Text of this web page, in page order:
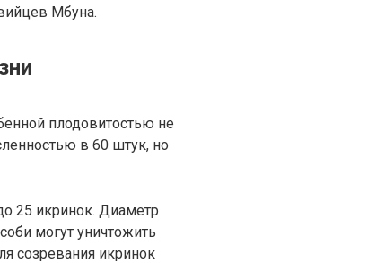
Мбуна.
плодовитостью не
в 60 штук, но
25 икринок. Диаметр
могут уничтожить
созревания икринок